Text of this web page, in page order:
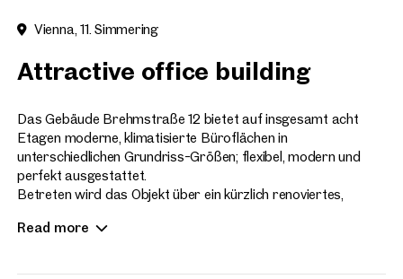
Vienna, 11. Simmering
Attractive office building
Das Gebäude Brehmstraße 12 bietet auf insgesamt acht
Etagen moderne, klimatisierte Büroflächen in
unterschiedlichen Grundriss-Größen; flexibel, modern und
perfekt ausgestattet.
Betreten wird das Objekt über ein kürzlich renoviertes,
Personenlifte bringen Sie bequem zu Ihrer Fläche. Der üppig
sorgt für ein angenehmes Mikroklima vor Ort.
Read more
Phone number
Callback Service
I have read and agree to